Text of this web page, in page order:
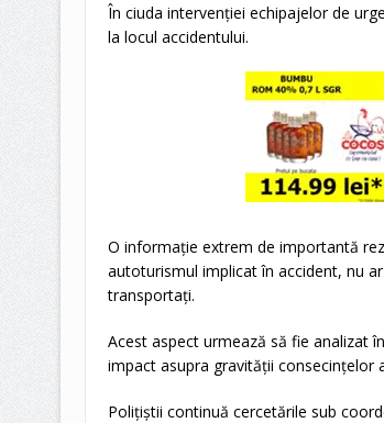
În ciuda intervenției echipajelor de
la locul accidentului.
O informație extrem de importantă
autoturismul implicat în accident, nu
transportați.
Acest aspect urmează să fie analizat
impact asupra gravității consecințelor
Polițiștii continuă cercetările sub